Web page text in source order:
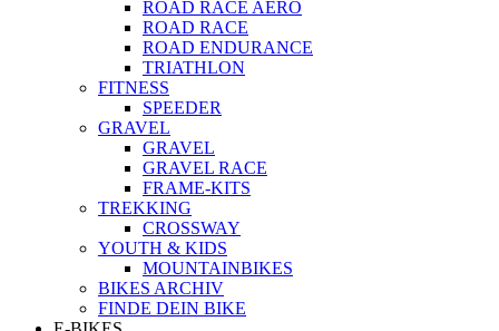
ROAD RACE AERO
ROAD RACE
ROAD ENDURANCE
TRIATHLON
FITNESS
SPEEDER
GRAVEL
GRAVEL
GRAVEL RACE
FRAME-KITS
TREKKING
CROSSWAY
YOUTH & KIDS
MOUNTAINBIKES
BIKES ARCHIV
FINDE DEIN BIKE